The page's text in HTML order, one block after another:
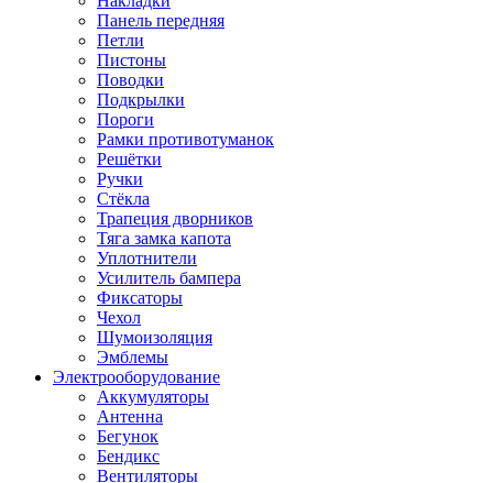
Панель передняя
Петли
Пистоны
Поводки
Подкрылки
Пороги
Рамки противотуманок
Решётки
Ручки
Стёкла
Трапеция дворников
Тяга замка капота
Уплотнители
Усилитель бампера
Фиксаторы
Чехол
Шумоизоляция
Эмблемы
Электрооборудование
Аккумуляторы
Антенна
Бегунок
Бендикс
Вентиляторы